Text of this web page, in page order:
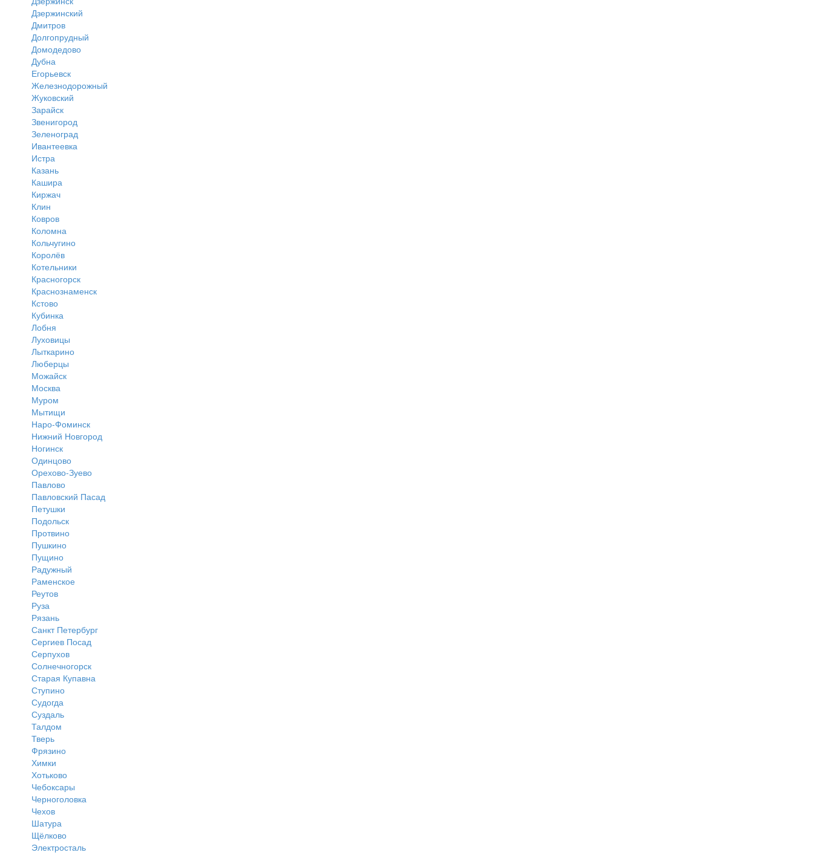
Дзержинский
Дмитров
Долгопрудный
Домодедово
Дубна
Егорьевск
Железнодорожный
Жуковский
Зарайск
Звенигород
Зеленоград
Ивантеевка
Истра
Казань
Кашира
Киржач
Клин
Ковров
Коломна
Кольчугино
Королёв
Котельники
Красногорск
Краснознаменск
Кстово
Кубинка
Лобня
Луховицы
Лыткарино
Люберцы
Можайск
Москва
Муром
Мытищи
Наро-Фоминск
Нижний Новгород
Ногинск
Одинцово
Орехово-Зуево
Павлово
Павловский Пасад
Петушки
Подольск
Протвино
Пушкино
Пущино
Радужный
Раменское
Реутов
Руза
Рязань
Санкт Петербург
Сергиев Посад
Серпухов
Солнечногорск
Старая Купавна
Ступино
Судогда
Суздаль
Талдом
Тверь
Фрязино
Химки
Хотьково
Чебоксары
Черноголовка
Чехов
Шатура
Щёлково
Электросталь